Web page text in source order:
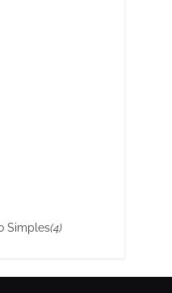
Simples(4)